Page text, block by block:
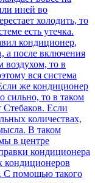
иней во
холодить, то
есть утечка.
кондиционер,
а после включения
воздухом, то в
вся система
же кондиционер
сильно, то в таком
Стебаков. Если
количествах,
В таком
в центре
кондиционера
кондиционеров
С помощью такого